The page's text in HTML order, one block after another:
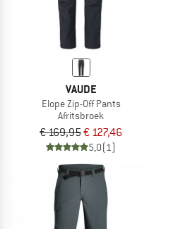
VAUDE
Elope Zip-Off Pants
Afritsbroek
€ 169,95€ 127,46
5,0(1)